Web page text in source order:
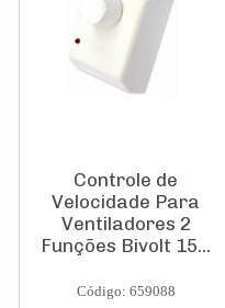
Controle de
Velocidade Para
Ventiladores 2
Funções Bivolt 15...
Código: 659088